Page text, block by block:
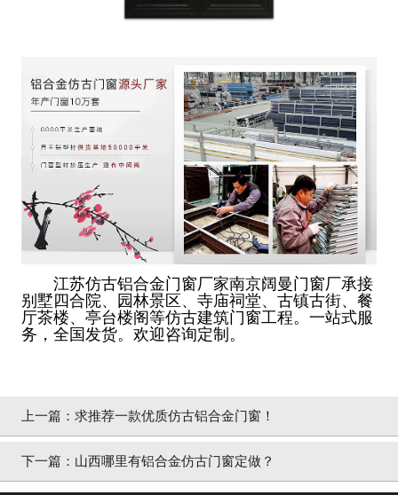
江苏仿古铝合金门窗厂家南京阔曼门窗厂承接
别墅四合院、园林景区、寺庙祠堂、古镇古街、餐
厅茶楼、亭台楼阁等仿古建筑门窗工程。一站式服
务，全国发货。欢迎咨询定制。
上一篇： 求推荐一款优质仿古铝合金门窗！
下一篇： 山西哪里有铝合金仿古门窗定做？